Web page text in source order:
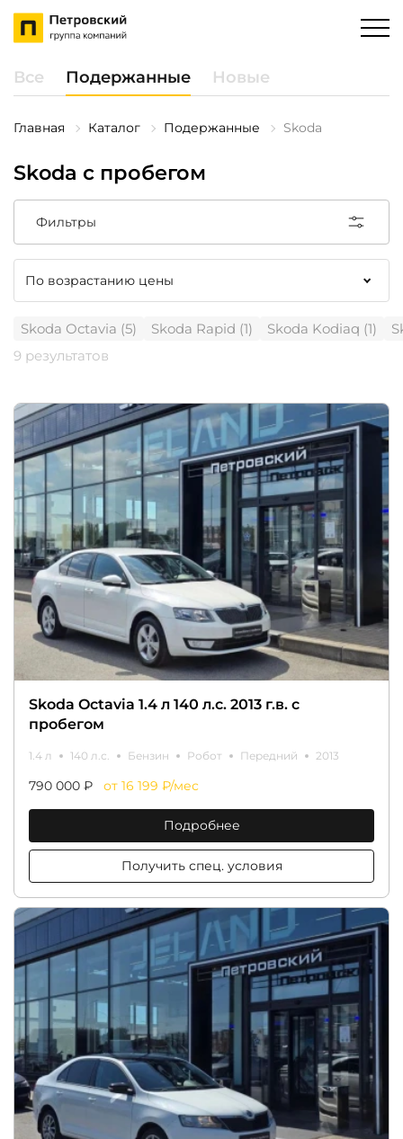
Все Подержанные Новые
Главная Каталог Подержанные Skoda
Skoda с пробегом
Фильтры
Skoda Octavia (5) Skoda Rapid (1) Skoda Kodiaq (1)
9 результатов
Skoda Octavia 1.4 л 140 л.с. 2013 г.в. с
пробегом
1.4 л 140 л.с. Бензин Робот Передний 2013
790 000 ₽ от 16 199 ₽/мес
Подробнее
Получить спец. условия